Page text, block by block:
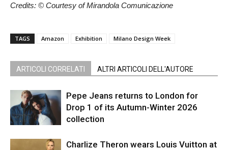
Credits: © Courtesy of Mirandola Comunicazione
TAGS Amazon Exhibition Milano Design Week
ARTICOLI CORRELATI ALTRI ARTICOLI DELL'AUTORE
Pepe Jeans returns to London for
Drop 1 of its Autumn-Winter 2026
collection
Charlize Theron wears Louis Vuitton at